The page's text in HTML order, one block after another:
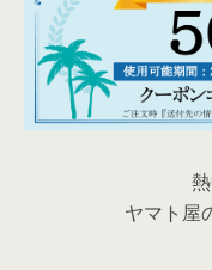
ヤマト屋